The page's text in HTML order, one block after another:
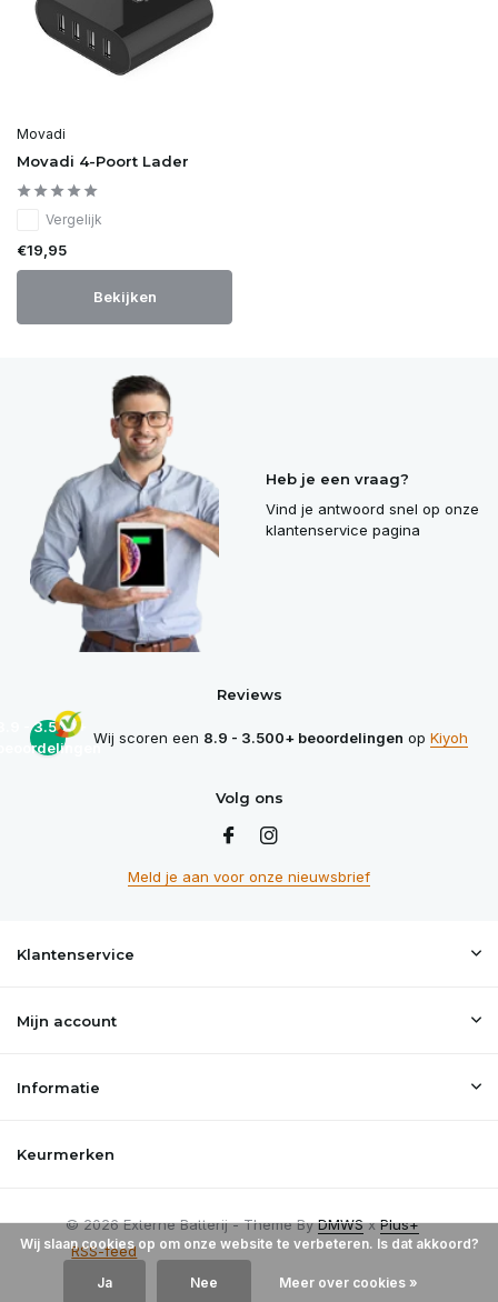
Movadi
Movadi 4-Poort Lader
Vergelijk
€19,95
Bekijken
Heb je een vraag?
Vind je antwoord snel op onze
klantenservice pagina
Reviews
- 3.500+
Wij scoren een 8.9 - 3.500+ beoordelingen op Kiyoh
Volg ons
Meld je aan voor onze nieuwsbrief
Klantenservice
Mijn account
Informatie
Keurmerken
© 2026 Externe Batterij - Theme ByDMWSxPlus+
RSS-feed
Wij slaan cookies op om onze website te verbeteren. Is dat akkoord?
Ja Nee Meer over cookies »